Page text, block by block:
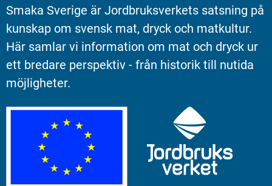
Smaka Sverige är Jordbruksverkets satsning på
kunskap om svensk mat, dryck och matkultur.
Här samlar vi information om mat och dryck ur
ett bredare perspektiv - från historik till nutida
möjligheter.